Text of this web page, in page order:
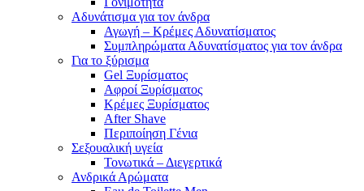
Αδυνάτισμα για τον άνδρα
Αγωγή – Κρέμες Αδυνατίσματος
Συμπληρώματα Αδυνατίσματος για τον άνδρα
Για το ξύρισμα
Gel Ξυρίσματος
Αφροί Ξυρίσματος
Κρέμες Ξυρίσματος
After Shave
Περιποίηση Γένια
Σεξουαλική υγεία
Τονωτικά – Διεγερτικά
Ανδρικά Αρώματα